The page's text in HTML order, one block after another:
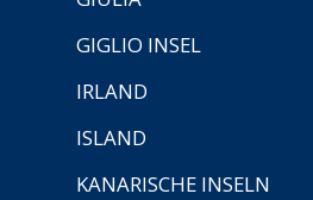
GIGLIO INSEL
IRLAND
ISLAND
KANARISCHE INSELN